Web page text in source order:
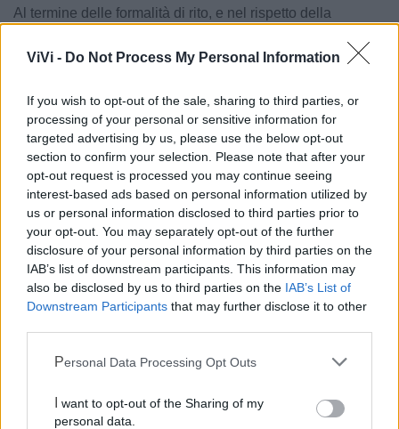
ViVi - Do Not Process My Personal Information
If you wish to opt-out of the sale, sharing to third parties, or
processing of your personal or sensitive information for
targeted advertising by us, please use the below opt-out
section to confirm your selection. Please note that after your
opt-out request is processed you may continue seeing
interest-based ads based on personal information utilized by
us or personal information disclosed to third parties prior to
your opt-out. You may separately opt-out of the further
disclosure of your personal information by third parties on the
IAB’s list of downstream participants. This information may
also be disclosed by us to third parties on the IAB’s List of
Downstream Participants that may further disclose it to other
Personal Data Processing Opt Outs
personal data.
Al termine delle formalità di rito, e nel rispetto della
l’uomo è stato condotto nella casa circondariale di Taranto,
Le notizie del giorno sul tuo smartphone
Ricevi gratuitamente ogni giorno le notizie della tua
città direttamente sul tuo smartphone. Scarica Telegram
eclicca qui